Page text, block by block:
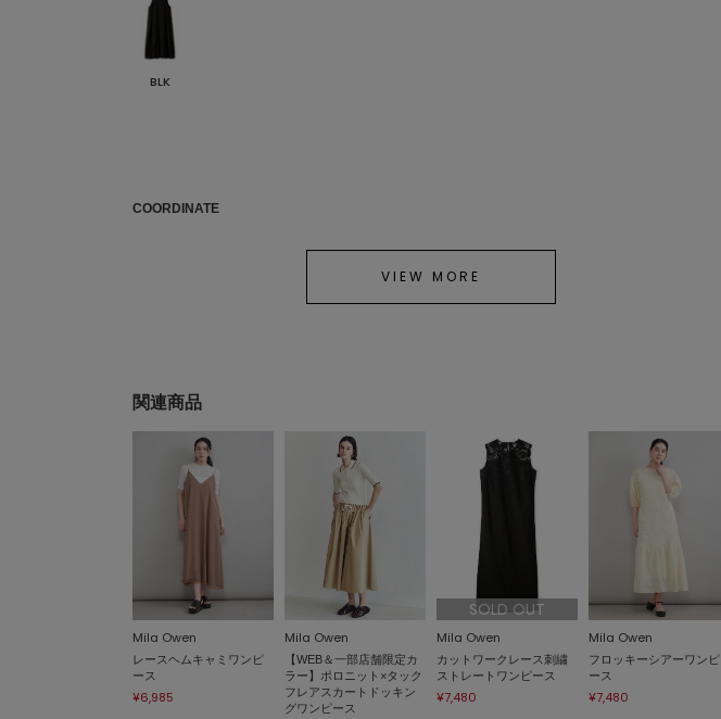
BLK
COORDINATE
VIEW MORE
関連商品
Mila Owen
レースヘムキャミワンピ
ース
¥6,985
Mila Owen
【WEB＆一部店舗限定カ
ラー】ポロニット×タック
フレアスカートドッキン
グワンピース
SOLD OUT
Mila Owen
カットワークレース刺繍
ストレートワンピース
¥7,480
Mila Owen
フロッキーシアーワンピ
ース
¥7,480